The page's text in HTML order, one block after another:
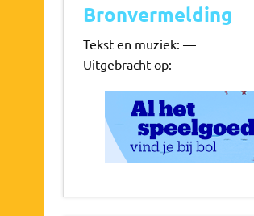
Bronvermelding
Tekst en muziek: —
Uitgebracht op: —